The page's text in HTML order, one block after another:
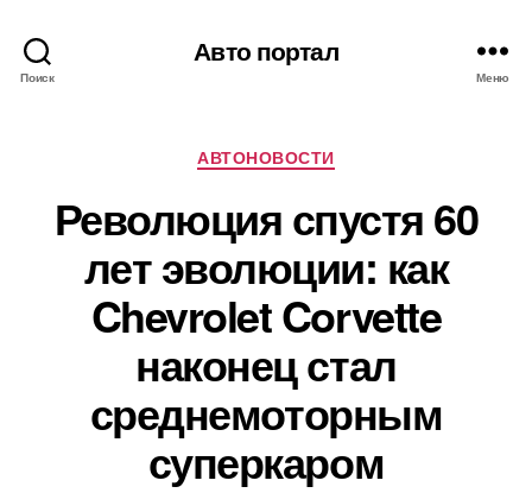
Поиск
Авто портал
Меню
Рубрики
АВТОНОВОСТИ
Революция спустя 60
лет эволюции: как
Chevrolet Corvette
наконец стал
среднемоторным
суперкаром